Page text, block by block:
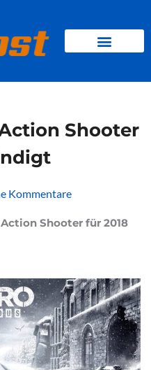
Shooter
Kommentare
Shooter für 2018